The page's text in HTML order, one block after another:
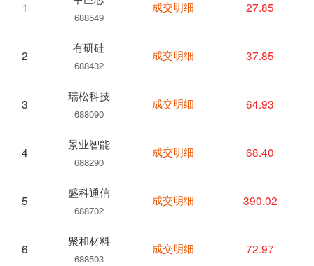
1
688549
2
有研硅
688432
3
瑞松科技
688090
4
景业智能
688290
5
盛科通信
688702
6
聚和材料
688503
成交明细 27.85
成交明细 37.85
成交明细 64.93
成交明细 68.40
成交明细 390.02
成交明细 72.97